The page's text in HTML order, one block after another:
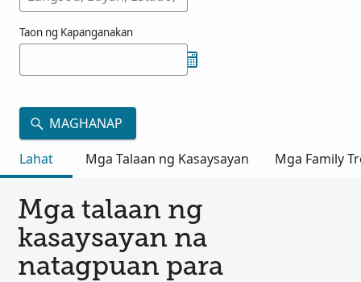
Taon ng Kapanganakan
MAGHANAP
Lahat
Mga Talaan ng Kasaysayan Mga Family
Mga talaan ng
kasaysayan na
natagpuan para